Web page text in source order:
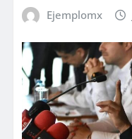
Ejemplomx